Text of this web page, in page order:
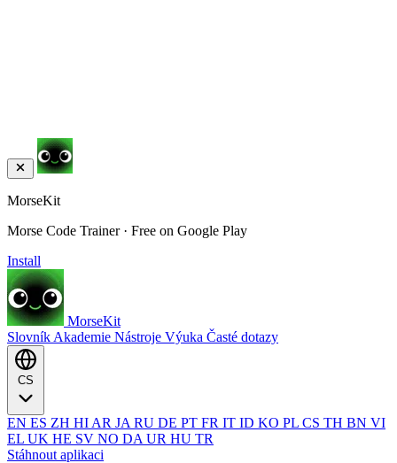
MorseKit
Morse Code Trainer · Free on Google Play
Install
MorseKit
Slovník Akademie Nástroje Výuka Časté dotazy
EN ES ZH HI AR JA RU DE PT FR IT ID KO PL CS TH BN VI
EL UK HE SV NO DA UR HU TR
Stáhnout aplikaci